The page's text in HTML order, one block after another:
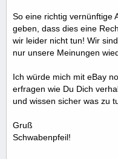
So eine richtig vernünftige
geben, dass dies eine
wir leider nicht tun! Wir
nur unsere Meinungen
Ich würde mich mit eBay
erfragen wie Du Dich
und wissen sicher was zu
Gruß
Schwabenpfeil!